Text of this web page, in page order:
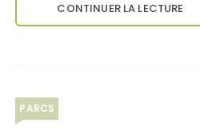
CONTINUER LA LECTURE
PARCS